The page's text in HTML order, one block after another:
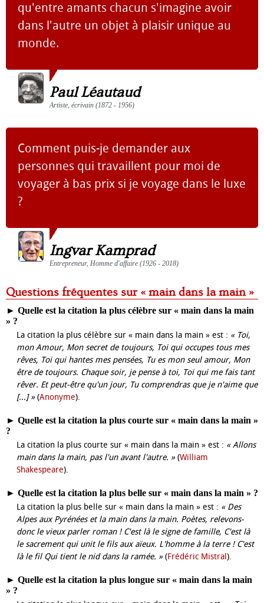
qu'entre amants chacun s'imagine avoir
dans l'autre un objet à plaisir unique au
monde.
Paul Léautaud
Artiste, écrivain (1872 - 1956)
Comment puis-je demander aux
personnes qui travaillent pour moi de
voyager à bas prix si je voyage dans le luxe
?
Ingvar Kamprad
Entrepreneur, Homme d'affaire (1926 - 2018)
Questions fréquentes sur « main dans la main »
► Quelle est la citation la plus célèbre sur « main dans la main
» ?
La citation la plus célèbre sur « main dans la main » est : « Toi,
mon Amour, Mon secret de toujours, Toi qui occupes tous mes
rêves, Toi qui hantes mes pensées, Tu es mon seul amour, Mon
être de toujours. Chaque soir, je pense à toi, Toi qui me fais tant
rêver. Et peut-être qu'un jour, Tu comprendras que je n'aime que
[...] »(Anonyme).
► Quelle est la citation la plus courte sur « main dans la main »
?
La citation la plus courte sur « main dans la main » est : « Allons
main dans la main, pas l'un avant l'autre. »(William
Shakespeare).
► Quelle est la citation la plus belle sur « main dans la main » ?
La citation la plus belle sur « main dans la main » est : « Des
Alpes aux Pyrénées et la main dans la main. Poètes, relevons-
donc le vieux parler roman ! C'est là le signe de famille, C'est là
le sacrement qui unit le fils aux aïeux. L'homme à la terre ! C'est
là le fil Qui tient le nid dans la ramée. »(Frédéric Mistral).
► Quelle est la citation la plus longue sur « main dans la main
» ?